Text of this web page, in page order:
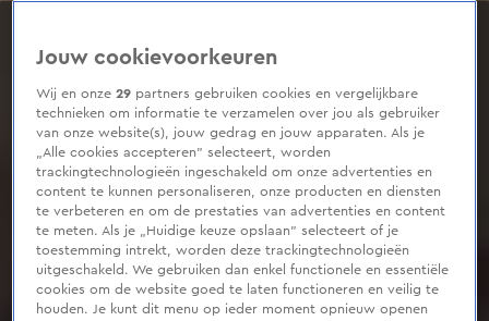
0
seconds
Jouw cookievoorkeuren
Wij en onze29 partners gebruiken cookies en vergelijkbare
technieken om informatie te verzamelen over jou als gebruiker
van onze website(s), jouw gedrag en jouw apparaten. Als je
„Alle cookies accepteren” selecteert, worden
trackingtechnologieën ingeschakeld om onze advertenties en
content te kunnen personaliseren, onze producten en diensten
te verbeteren en om de prestaties van advertenties en content
te meten. Als je „Huidige keuze opslaan” selecteert of je
toestemming intrekt, worden deze trackingtechnologieën
uitgeschakeld. We gebruiken dan enkel functionele en essentiële
cookies om de website goed te laten functioneren en veilig te
houden. Je kunt dit menu op ieder moment opnieuw openen